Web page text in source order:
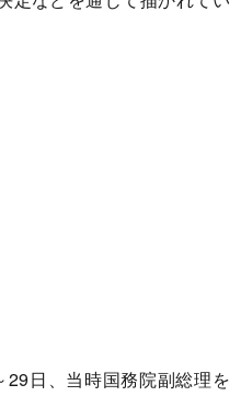
日、当時国務院副総理を